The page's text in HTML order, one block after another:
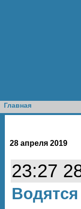
Главная
28 апреля 2019
23:27